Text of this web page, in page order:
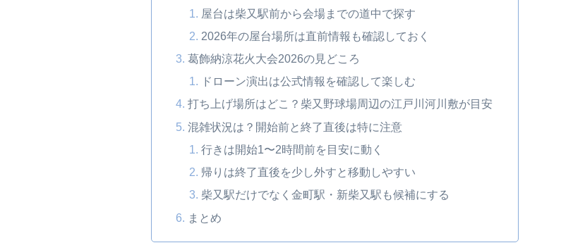
屋台は柴又駅前から会場までの道中で探す
2026年の屋台場所は直前情報も確認しておく
葛飾納涼花火大会2026の見どころ
ドローン演出は公式情報を確認して楽しむ
打ち上げ場所はどこ？柴又野球場周辺の江戸川河川敷が目安
混雑状況は？開始前と終了直後は特に注意
行きは開始1〜2時間前を目安に動く
帰りは終了直後を少し外すと移動しやすい
柴又駅だけでなく金町駅・新柴又駅も候補にする
まとめ